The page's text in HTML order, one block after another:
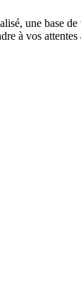
une base
à vos